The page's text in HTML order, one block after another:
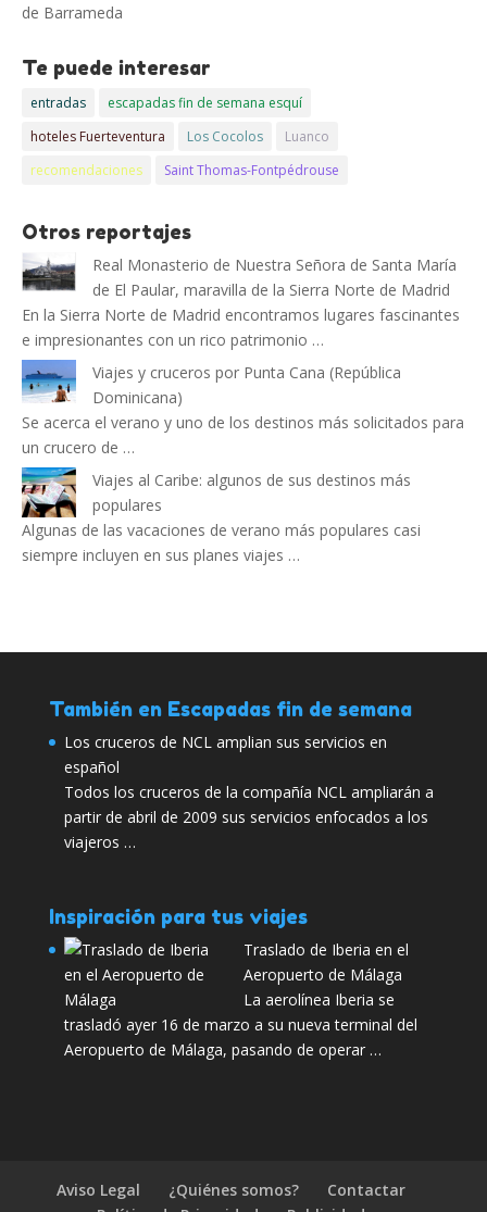
de Barrameda
Te puede interesar
entradas
escapadas fin de semana esquí
hoteles Fuerteventura
Los Cocolos
Luanco
recomendaciones
Saint Thomas-Fontpédrouse
Otros reportajes
Real Monasterio de Nuestra Señora de Santa María
de El Paular, maravilla de la Sierra Norte de Madrid
En la Sierra Norte de Madrid encontramos lugares fascinantes
e impresionantes con un rico patrimonio …
Viajes y cruceros por Punta Cana (República
Dominicana)
Se acerca el verano y uno de los destinos más solicitados para
un crucero de …
Viajes al Caribe: algunos de sus destinos más
populares
Algunas de las vacaciones de verano más populares casi
siempre incluyen en sus planes viajes …
También en Escapadas fin de semana
Los cruceros de NCL amplian sus servicios en
español
Todos los cruceros de la compañía NCL ampliarán a
partir de abril de 2009 sus servicios enfocados a los
viajeros …
Inspiración para tus viajes
Traslado de Iberia en el
Aeropuerto de Málaga
La aerolínea Iberia se
trasladó ayer 16 de marzo a su nueva terminal del
Aeropuerto de Málaga, pasando de operar …
Aviso Legal ¿Quiénes somos?
Contactar